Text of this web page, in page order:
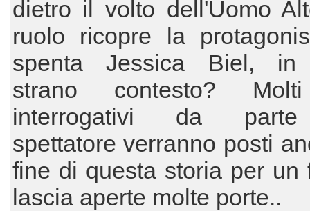
dietro il volto dell'Uomo
ruolo ricopre la
spenta Jessica Biel, in
strano contesto?
interrogativi da
spettatore verranno posti
fine di questa storia per un
lascia aperte molte porte..